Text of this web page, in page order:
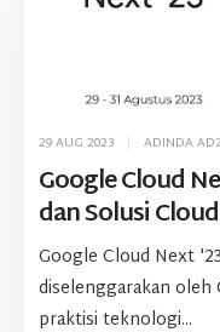
Google Cloud
dan Solusi
29 AUG 2023 ADINDA
Google Cloud Next
diselenggarakan
praktisi teknologi...